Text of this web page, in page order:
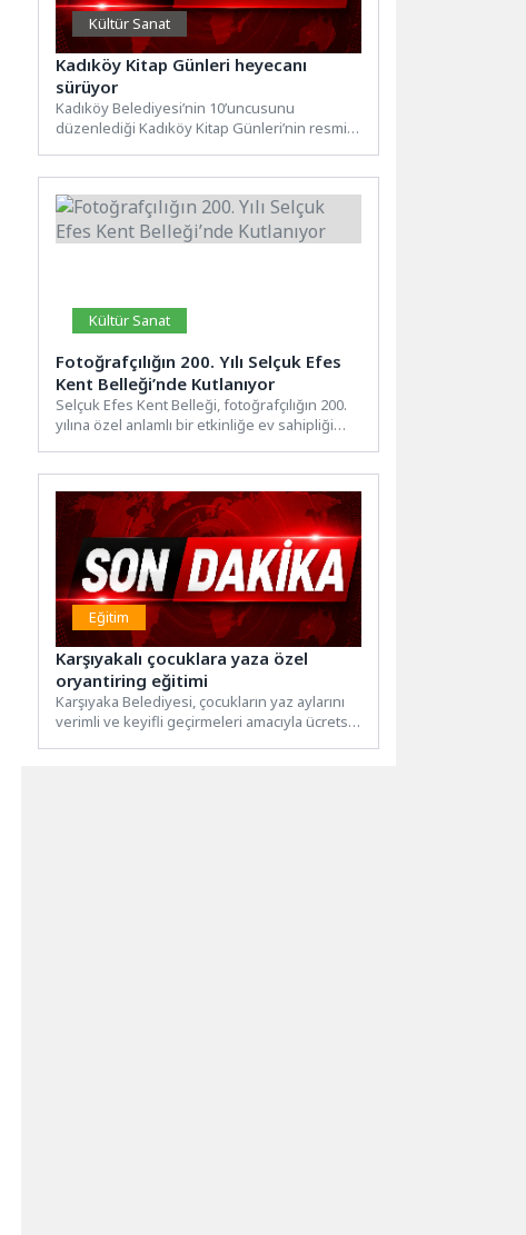
Kültür Sanat
Kadıköy Kitap Günleri heyecanı
sürüyor
Kadıköy Belediyesi’nin 10’uncusunu
düzenlediği Kadıköy Kitap Günleri’nin resmi
Kültür Sanat
Fotoğrafçılığın 200. Yılı Selçuk Efes
Kent Belleği’nde Kutlanıyor
Selçuk Efes Kent Belleği, fotoğrafçılığın 200.
yılına özel anlamlı bir etkinliğe ev sahipliği
Eğitim
Karşıyakalı çocuklara yaza özel
oryantiring eğitimi
Karşıyaka Belediyesi, çocukların yaz aylarını
verimli ve keyifli geçirmeleri amacıyla ücretsiz